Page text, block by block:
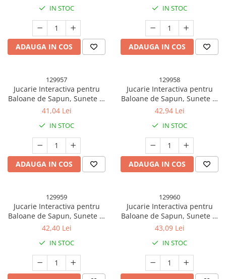
Costume Craciun
Covorase Brad
Decoratiune Muzicala Craciun
Decoratiuni Brad
Decoratiuni Luminoase
Figurine Decorative Craciun
Ghirlanda Decorativa
Globuri Brad
Iluminat Festiv
Ornamente Brad
Suport Decorativ Lumanare
Ingrijire personala si cosmetice
Accesorii Machiaj si Trimmere
Epilare, tuns si ras
Incarcare USB, Model Pisica,
Alb Roz
IN STOC
ADAUGA IN COS
IN STOC
ADAUGA IN COS
129957
Jucarie Interactiva pentru
Baloane de Sapun, Sunete si
Lumini, Model Dinozaur, cu 8
Albastru
41,04 Lei
IN STOC
ADAUGA IN COS
129958
Jucarie Interactiva pentru
Baloane de Sapun, Sunete si
Lumini, Model Pistol, cu 8
Albastru
42,94 Lei
IN STOC
ADAUGA IN COS
129959
Jucarie Interactiva pentru
Baloane de Sapun, Sunete si
Lumini, Model Ciocan, cu 8
42,40 Lei
IN STOC
129960
Jucarie Interactiva pentru
Baloane de Sapun, Sunete si
Lumini, Model Pistol, cu 8
Mov
43,09 Lei
IN STOC